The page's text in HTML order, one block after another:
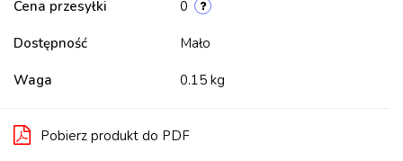
Cena przesyłki 0
Dostępność Mało
Waga 0.15 kg
Pobierz produkt do PDF